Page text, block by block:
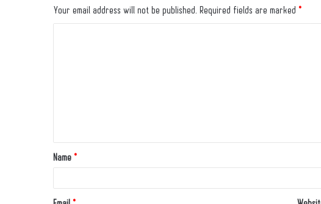
Your email address will not be published. Required fields are marked *
Name *